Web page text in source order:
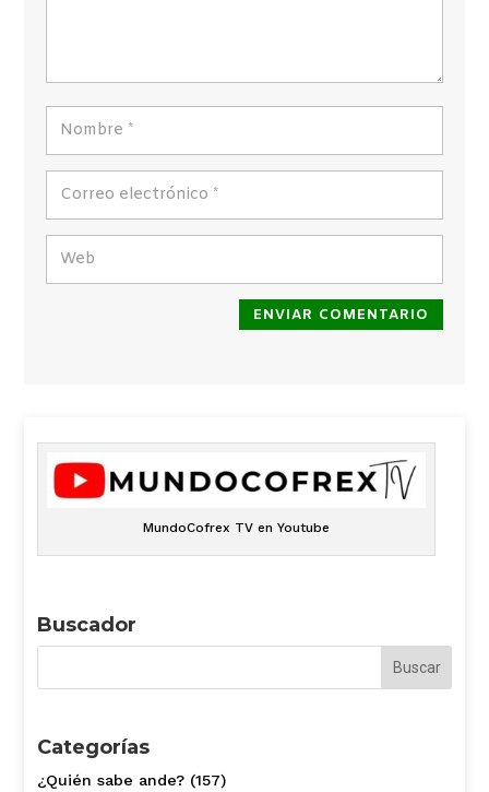
ENVIAR COMENTARIO
MundoCofrex TV en Youtube
Buscador
Categorías
¿Quién sabe ande?(157)